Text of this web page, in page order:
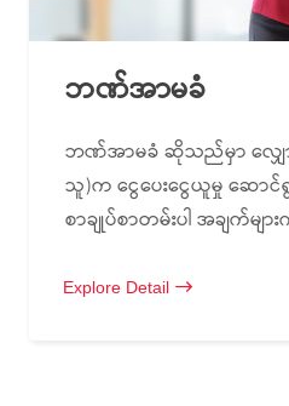
ဘဏ်အာမခံ
ဘဏ်အာမခံ ဆိုသည်မှာ လျှေ
သူ)က ငွေပေးငွေယူမှု ဆော
စာချုပ်စာတမ်းပါ အချက်မ
Explore Detail